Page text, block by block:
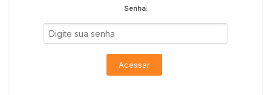
Senha:
Acessar